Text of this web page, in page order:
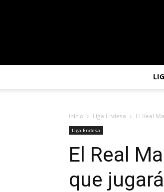
Inicio Liga Endesa El Real
Liga Endesa
El Real
que